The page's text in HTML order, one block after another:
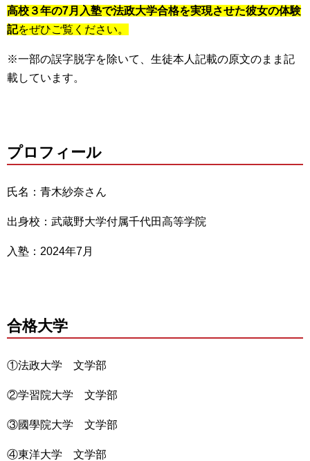
高校３年の7月入塾で法政大学合格を実現させた彼女の体験
記をぜひご覧ください。
※一部の誤字脱字を除いて、生徒本人記載の原文のまま記
載しています。
プロフィール
氏名：青木紗奈さん
出身校：武蔵野大学付属千代田高等学院
入塾：2024年7月
合格大学
①法政大学 文学部
②学習院大学 文学部
③國學院大学 文学部
④東洋大学 文学部